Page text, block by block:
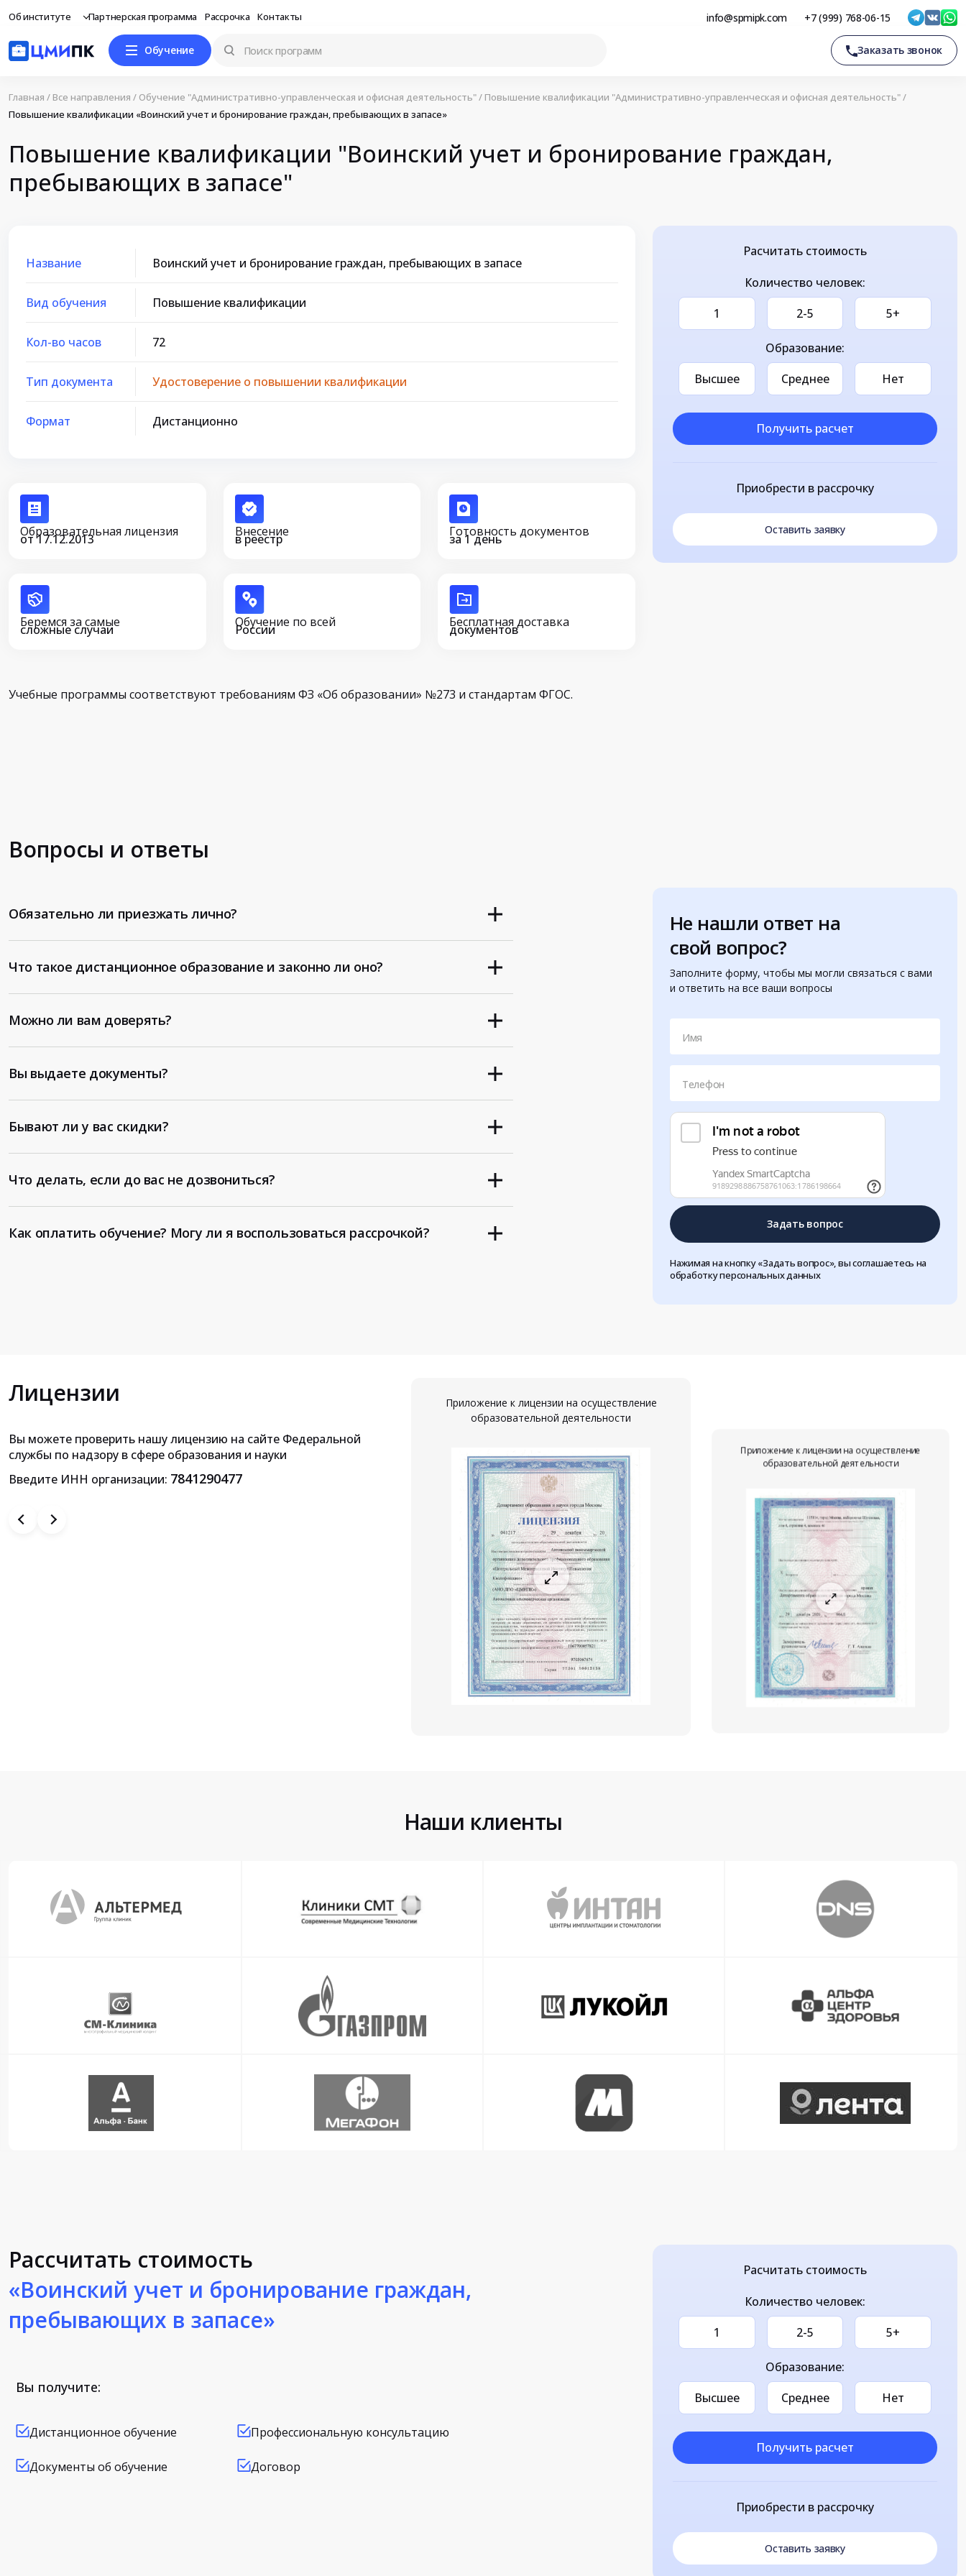
Об институте Партнерская программа Рассрочка Контакты info@spmipk.com +7 (999) 768-06-15
Обучение Заказать звонок
Главная / Все направления / Обучение "Административно-управленческая и офисная деятельность"/ Повышение квалификации "Административно-управленческая и офисная деятельность"/
Повышение квалификации «Воинский учет и бронирование граждан, пребывающих в запасе»
Повышение квалификации "Воинский учет и бронирование граждан,
пребывающих в запасе"
Название Воинский учет и бронирование граждан, пребывающих в запасе
Вид обучения Повышение квалификации
Кол-во часов 72
Тип документа Удостоверение о повышении квалификации
Формат Дистанционно
Образовательная лицензия
от 17.12.2013 Внесение
в реестр Готовность документов
за 1 день
Беремся за самые
сложные случаи Обучение по всей
России Бесплатная доставка
документов
Учебные программы соответствуют требованиям ФЗ «Об образовании» №273 и стандартам ФГОС.
Расчитать стоимость
Количество человек:
1
2-5 5+
Образование:
Высшее
Среднее Нет
Получить расчет
Приобрести в рассрочку
Оставить заявку
Вопросы и ответы
Не нашли ответ на
свой вопрос?
Заполните форму, чтобы мы могли связаться с вами
и ответить на все ваши вопросы
Имя
Телефон
Задать вопрос
Нажимая на кнопку «Задать вопрос», вы соглашаетесь на
обработку персональных данных
Обязательно ли приезжать лично?
Что такое дистанционное образование и законно ли оно?
Можно ли вам доверять?
Вы выдаете документы?
Бывают ли у вас скидки?
Что делать, если до вас не дозвониться?
Как оплатить обучение? Могу ли я воспользоваться рассрочкой?
Лицензии
Вы можете проверить нашу лицензию на сайте Федеральной
службы по надзору в сфере образования и науки
Введите ИНН организации: 7841290477
Приложение к лицензии на осуществление
образовательной деятельности
Приложение к лицензии на осуществление
образовательной деятельности
Приложение к лицензии на осуществление
образовательной деятельности
Наши клиенты
Рассчитать стоимость
«Воинский учет и бронирование граждан,
пребывающих в запасе»
Вы получите:
Дистанционное обучение Профессиональную консультацию
Документы об обучение Договор
Расчитать стоимость
Количество человек:
1
2-5 5+
Образование:
Высшее
Среднее Нет
Получить расчет
Приобрести в рассрочку
Оставить заявку